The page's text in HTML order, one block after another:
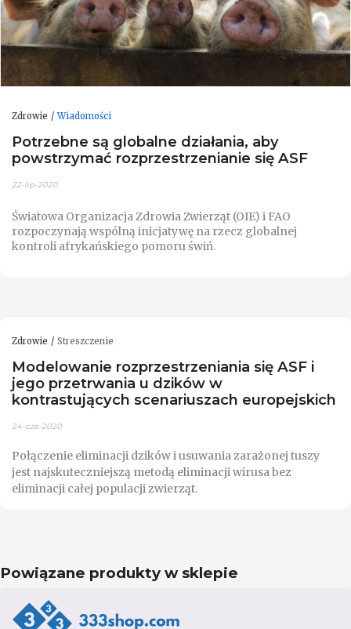
Zdrowie Wiadomości
Potrzebne są globalne działania, aby
powstrzymać rozprzestrzenianie się ASF
22-lip-2020
Światowa Organizacja Zdrowia Zwierząt (OIE) i FAO
rozpoczynają wspólną inicjatywę na rzecz globalnej
kontroli afrykańskiego pomoru świń.
Zdrowie Streszczenie
Modelowanie rozprzestrzeniania się ASF i
jego przetrwania u dzików w
kontrastujących scenariuszach europejskich
24-cze-2020
Połączenie eliminacji dzików i usuwania zarażonej tuszy
jest najskuteczniejszą metodą eliminacji wirusa bez
eliminacji całej populacji zwierząt.
Powiązane produkty w sklepie